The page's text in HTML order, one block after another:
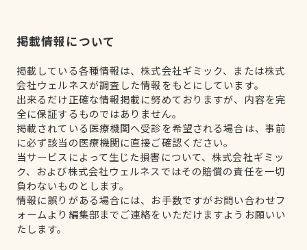
掲載情報について
掲載している各種情報は、株式会社ギミック、または株式
会社ウェルネスが調査した情報をもとにしています。
出来るだけ正確な情報掲載に努めておりますが、内容を完
全に保証するものではありません。
掲載されている医療機関へ受診を希望される場合は、事前
に必ず該当の医療機関に直接ご確認ください。
当サービスによって生じた損害について、株式会社ギミッ
ク、および株式会社ウェルネスではその賠償の責任を一切
負わないものとします。
情報に誤りがある場合には、お手数ですがお問い合わせフ
ォームより編集部までご連絡をいただけますようお願いい
たします。